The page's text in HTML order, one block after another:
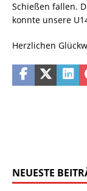
Schießen fallen.
konnte unsere
Herzlichen
NEUESTE